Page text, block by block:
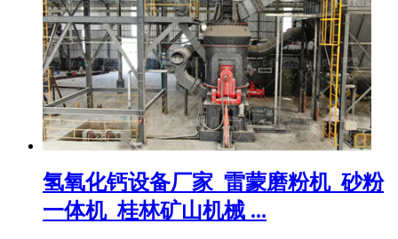
氢氧化钙设备厂家_雷蒙磨粉机_砂粉
一体机_桂林矿山机械 ...